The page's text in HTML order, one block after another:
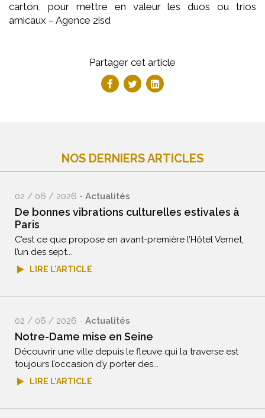
carton, pour mettre en valeur les duos ou trios
amicaux – Agence 2isd
Partager cet article
NOS DERNIERS ARTICLES
02 / 06 / 2026 - Actualités
De bonnes vibrations culturelles estivales à
Paris
C’est ce que propose en avant-première l’Hôtel Vernet,
l’un des sept...
LIRE L'ARTICLE
02 / 06 / 2026 - Actualités
Notre-Dame mise en Seine
Découvrir une ville depuis le fleuve qui la traverse est
toujours l’occasion d’y porter des...
LIRE L'ARTICLE